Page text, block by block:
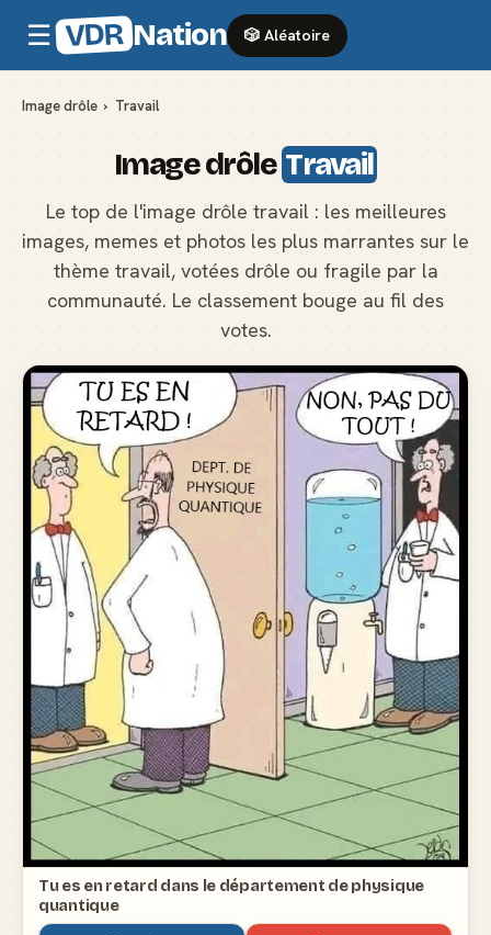
☰ VDR Nation 🎲 Aléatoire
Image drôle › Travail
Image drôle Travail
Le top de l'image drôle travail : les meilleures
images, memes et photos les plus marrantes sur le
thème travail, votées drôle ou fragile par la
communauté. Le classement bouge au fil des
votes.
Tu es en retard dans le département de physique
quantique